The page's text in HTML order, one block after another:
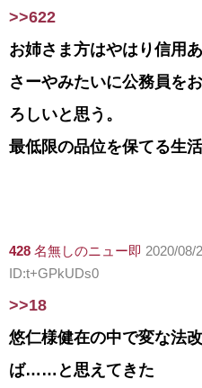
>>622
お姉さま方はやはり信用
さーやみたいに公務員を
ろしいと思う。
最低限の品位を保てる生
428 名無しのニュー即 2020/08/
ID:t+GPkUDs0
>>18
悠仁様健在の中で変な法
ば……と思えてきた